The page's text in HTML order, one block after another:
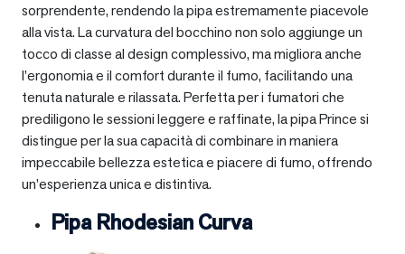
sorprendente, rendendo la pipa estremamente piacevole
alla vista. La curvatura del bocchino non solo aggiunge un
tocco di classe al design complessivo, ma migliora anche
l’ergonomia e il comfort durante il fumo, facilitando una
tenuta naturale e rilassata. Perfetta per i fumatori che
prediligono le sessioni leggere e raffinate, la pipa Prince si
distingue per la sua capacità di combinare in maniera
impeccabile bellezza estetica e piacere di fumo, offrendo
un’esperienza unica e distintiva.
Pipa Rhodesian Curva